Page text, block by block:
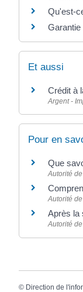
Qu'est-
Garantie
Et aussi
Crédit à
Argent -
Pour en
Que
Autorité
Autorité
Après la
Autorité
© Direction de